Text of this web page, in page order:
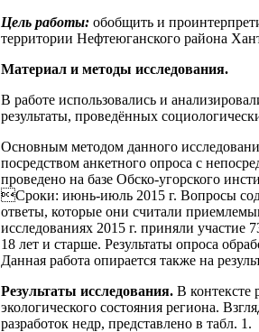
Цель работы: обобщить и
территории Нефтеюганского района
Материал и методы исследования.
В работе использовались и
результаты, проведённых
Основным методом данного
посредством анкетного опроса с
проведено на базе Обско-угорского
Сроки: июнь-июль 2015 г. Вопросы
ответы, которые они считали
исследованиях 2015 г. приняли участие
18 лет и старше. Результаты опроса
Данная работа опирается также на
Результаты исследования. В контексте
экологического состояния региона.
разработок недр, представлено в табл. 1.